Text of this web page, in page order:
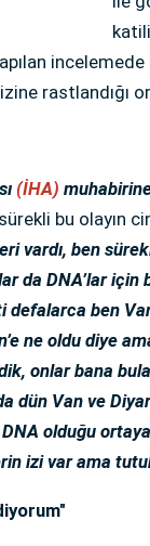
rastlandığı
(İHA)
bu olayın
vardı, ben
da DNA’lar
ben
ne oldu diye
onlar bana
dün Van ve
olduğu
izi var ama